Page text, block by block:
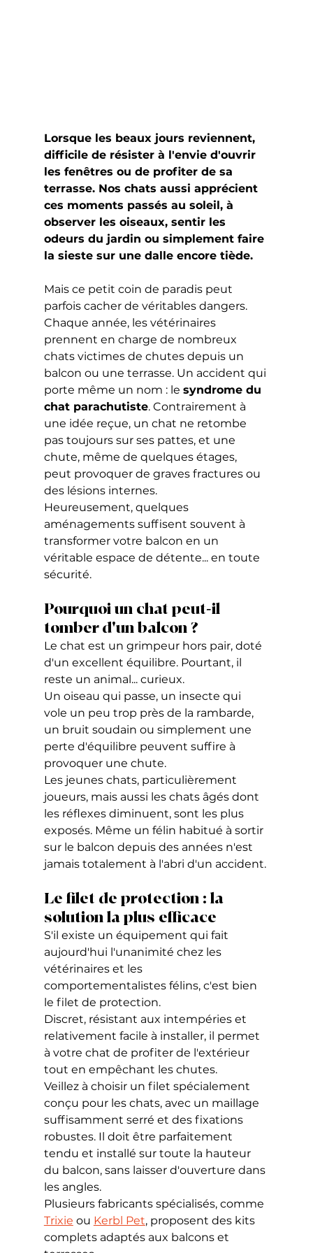
Lorsque les beaux jours reviennent,
difficile de résister à l'envie d'ouvrir
les fenêtres ou de profiter de sa
terrasse. Nos chats aussi apprécient
ces moments passés au soleil, à
observer les oiseaux, sentir les
odeurs du jardin ou simplement faire
la sieste sur une dalle encore tiède.
Mais ce petit coin de paradis peut
parfois cacher de véritables dangers.
Chaque année, les vétérinaires
prennent en charge de nombreux
chats victimes de chutes depuis un
balcon ou une terrasse. Un accident qui
porte même un nom : le syndrome du
chat parachutiste. Contrairement à
une idée reçue, un chat ne retombe
pas toujours sur ses pattes, et une
chute, même de quelques étages,
peut provoquer de graves fractures ou
des lésions internes.
Heureusement, quelques
aménagements suffisent souvent à
transformer votre balcon en un
véritable espace de détente... en toute
sécurité.
Pourquoi un chat peut-il
tomber d'un balcon ?
Le chat est un grimpeur hors pair, doté
d'un excellent équilibre. Pourtant, il
reste un animal... curieux.
Un oiseau qui passe, un insecte qui
vole un peu trop près de la rambarde,
un bruit soudain ou simplement une
perte d'équilibre peuvent suffire à
provoquer une chute.
Les jeunes chats, particulièrement
joueurs, mais aussi les chats âgés dont
les réflexes diminuent, sont les plus
exposés. Même un félin habitué à sortir
sur le balcon depuis des années n'est
jamais totalement à l'abri d'un accident.
Le filet de protection : la
solution la plus efficace
S'il existe un équipement qui fait
aujourd'hui l'unanimité chez les
vétérinaires et les
comportementalistes félins, c'est bien
le filet de protection.
Discret, résistant aux intempéries et
relativement facile à installer, il permet
à votre chat de profiter de l'extérieur
tout en empêchant les chutes.
Veillez à choisir un filet spécialement
conçu pour les chats, avec un maillage
suffisamment serré et des fixations
robustes. Il doit être parfaitement
tendu et installé sur toute la hauteur
du balcon, sans laisser d'ouverture dans
les angles.
Plusieurs fabricants spécialisés, comme
Trixie ou Kerbl Pet, proposent des kits
complets adaptés aux balcons et